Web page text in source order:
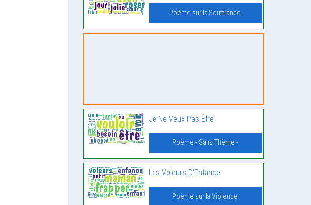
Poème sur la Souffrance
Je Ne Veux Pas Être
Poème - Sans Thème -
Les Voleurs D’Enfance
Poème sur la Violence